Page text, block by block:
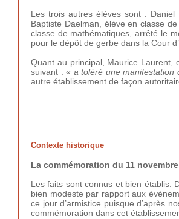
Les trois autres élèves sont :
Baptiste Daelman, élève en classe
classe de mathématiques, arrêté le
pour le dépôt de gerbe dans la Cour
Quant au principal, Maurice Laurent,
suivant : « a toléré une manifestation
autre établissement de façon
Contexte historique
La commémoration du 11
Les faits sont connus et bien établis.
bien modeste par rapport aux
ce jour d’armistice puisque d’après
commémoration dans cet